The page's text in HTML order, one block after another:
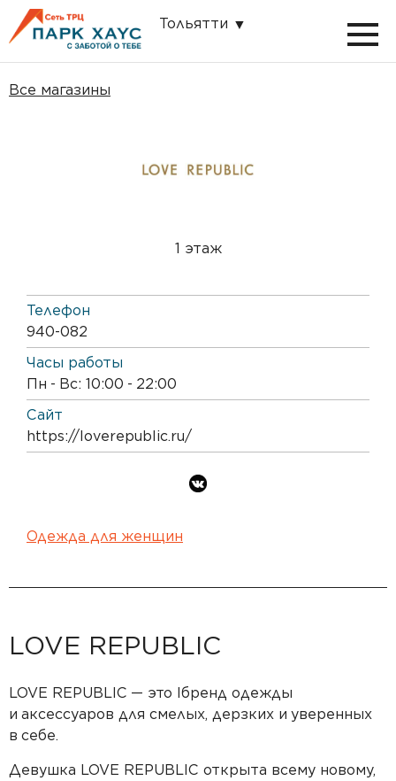
Тольятти
Все магазины
1 этаж
Телефон
940-082
Часы работы
Пн - Вс: 10:00 - 22:00
Сайт
https://loverepublic.ru/
Одежда для женщин
LOVE REPUBLIC
LOVE REPUBLIC — это lбренд одежды
и аксессуаров для смелых, дерзких и уверенных
в себе.
Девушка LOVE REPUBLIC открыта всему новому,